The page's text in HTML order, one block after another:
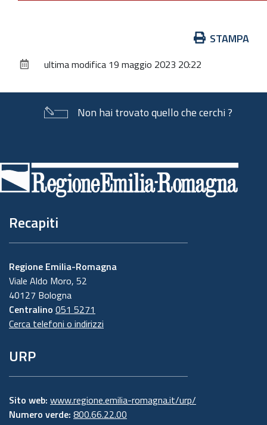
documento
STAMPA
ultima modifica 19 maggio 2023 20:22
Non hai trovato quello che cerchi ?
di
pagina
Recapiti
Regione Emilia-Romagna
Viale Aldo Moro, 52
40127 Bologna
Centralino 051 5271
Cerca telefoni o indirizzi
URP
Sito web: www.regione.emilia-romagna.it/urp/
Numero verde: 800.66.22.00